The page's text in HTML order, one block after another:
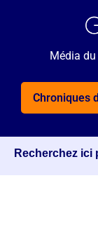
Média
Chroniques
Recherchez ici
🌙 Rejoignez 5